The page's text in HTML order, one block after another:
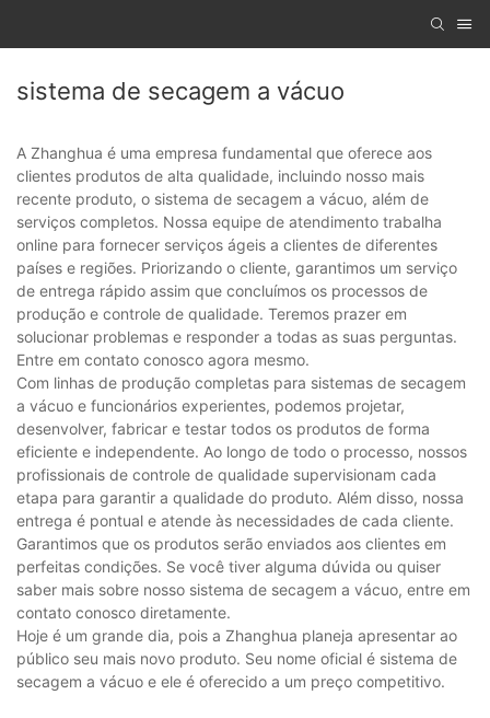
sistema de secagem a vácuo
A Zhanghua é uma empresa fundamental que oferece aos
clientes produtos de alta qualidade, incluindo nosso mais
recente produto, o sistema de secagem a vácuo, além de
serviços completos. Nossa equipe de atendimento trabalha
online para fornecer serviços ágeis a clientes de diferentes
países e regiões. Priorizando o cliente, garantimos um serviço
de entrega rápido assim que concluímos os processos de
produção e controle de qualidade. Teremos prazer em
solucionar problemas e responder a todas as suas perguntas.
Entre em contato conosco agora mesmo.
Com linhas de produção completas para sistemas de secagem
a vácuo e funcionários experientes, podemos projetar,
desenvolver, fabricar e testar todos os produtos de forma
eficiente e independente. Ao longo de todo o processo, nossos
profissionais de controle de qualidade supervisionam cada
etapa para garantir a qualidade do produto. Além disso, nossa
entrega é pontual e atende às necessidades de cada cliente.
Garantimos que os produtos serão enviados aos clientes em
perfeitas condições. Se você tiver alguma dúvida ou quiser
saber mais sobre nosso sistema de secagem a vácuo, entre em
contato conosco diretamente.
Hoje é um grande dia, pois a Zhanghua planeja apresentar ao
público seu mais novo produto. Seu nome oficial é sistema de
secagem a vácuo e ele é oferecido a um preço competitivo.